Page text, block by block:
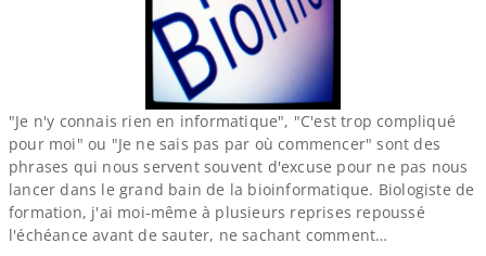
"Je n'y connais rien en informatique", "C'est trop compliqué
pour moi" ou "Je ne sais pas par où commencer" sont des
phrases qui nous servent souvent d'excuse pour ne pas nous
lancer dans le grand bain de la bioinformatique. Biologiste de
formation, j'ai moi-​même à plusieurs reprises repoussé
l'échéance avant de sauter, ne sachant comment…